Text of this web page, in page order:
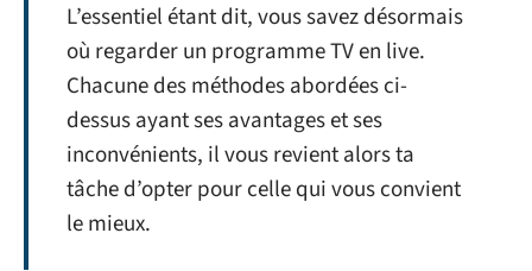
L’essentiel étant dit, vous savez désormais
où regarder un programme TV en live.
Chacune des méthodes abordées ci-
dessus ayant ses avantages et ses
inconvénients, il vous revient alors ta
tâche d’opter pour celle qui vous convient
le mieux.